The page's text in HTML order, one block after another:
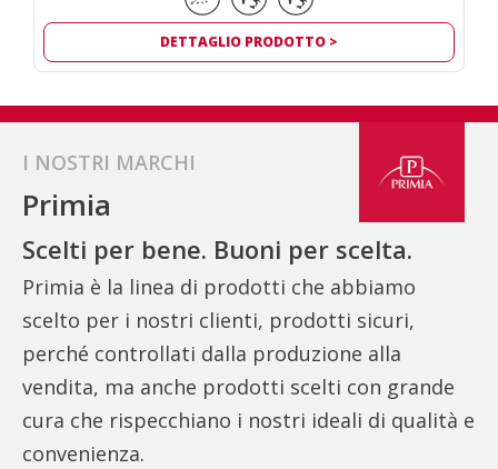
DETTAGLIO PRODOTTO >
ZUPPA
g
I NOSTRI MARCHI
Primia
Scelti per bene. Buoni per scelta.
Primia è la linea di prodotti che abbiamo
scelto per i nostri clienti, prodotti sicuri,
perché controllati dalla produzione alla
vendita, ma anche prodotti scelti con grande
cura che rispecchiano i nostri ideali di qualità e
convenienza.